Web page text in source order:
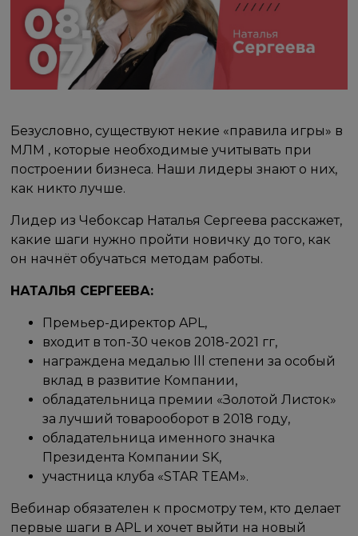
Безусловно, существуют некие «правила игры» в
МЛМ , которые необходимые учитывать при
построении бизнеса. Наши лидеры знают о них,
как никто лучше.
Лидер из Чебоксар Наталья Сергеева расскажет,
какие шаги нужно пройти новичку до того, как
он начнёт обучаться методам работы.
НАТАЛЬЯ СЕРГЕЕВА:
Премьер-директор APL,
входит в топ-30 чеков 2018-2021 гг,
награждена медалью lll степени за особый
вклад в развитие Компании,
обладательница премии «Золотой Листок»
за лучший товарооборот в 2018 году,
обладательница именного значка
Президента Компании SK,
участница клуба «STAR TEAM».
Вебинар обязателен к просмотру тем, кто делает
первые шаги в APL и хочет выйти на новый